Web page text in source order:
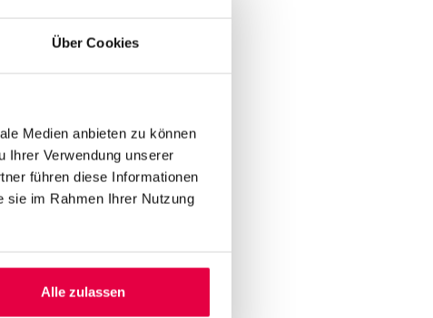
Über Cookies
Medien anbieten zu können
Ihrer Verwendung unserer
führen diese Informationen
sie im Rahmen Ihrer Nutzung
Alle zulassen